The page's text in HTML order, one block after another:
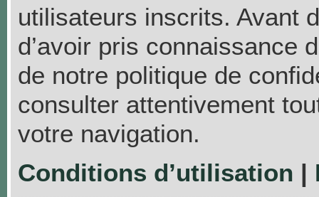
utilisateurs inscrits. Avant
d’avoir pris connaissance
de notre politique de
consulter attentivement
votre navigation.
Conditions d’utilisation |